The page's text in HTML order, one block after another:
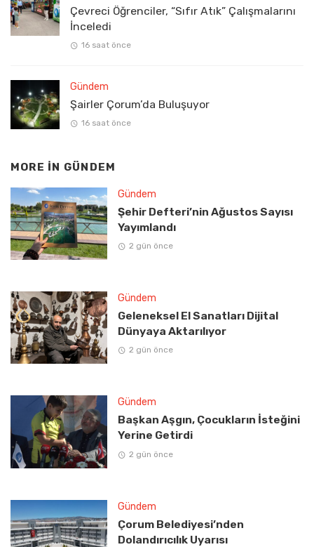
Çevreci Öğrenciler, “Sıfır Atık” Çalışmalarını
İnceledi
16 saat önce
Gündem
Şairler Çorum’da Buluşuyor
16 saat önce
MORE IN GÜNDEM
Gündem
Şehir Defteri’nin Ağustos Sayısı
Yayımlandı
2 gün önce
Gündem
Geleneksel El Sanatları Dijital
Dünyaya Aktarılıyor
2 gün önce
Gündem
Başkan Aşgın, Çocukların İsteğini
Yerine Getirdi
2 gün önce
Gündem
Çorum Belediyesi’nden
Dolandırıcılık Uyarısı